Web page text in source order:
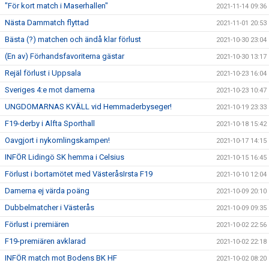
"För kort match i Maserhallen" 2021-11-14 09:36
Nästa Dammatch flyttad 2021-11-01 20:53
Bästa (?) matchen och ändå klar förlust 2021-10-30 23:04
(En av) Förhandsfavoriterna gästar 2021-10-30 13:17
Rejäl förlust i Uppsala 2021-10-23 16:04
Sveriges 4:e mot damerna 2021-10-23 10:47
UNGDOMARNAS KVÄLL vid Hemmaderbyseger! 2021-10-19 23:33
F19-derby i Alfta Sporthall 2021-10-18 15:42
Oavgjort i nykomlingskampen! 2021-10-17 14:15
INFÖR Lidingö SK hemma i Celsius 2021-10-15 16:45
Förlust i bortamötet med VästeråsIrsta F19 2021-10-10 12:04
Damerna ej värda poäng 2021-10-09 20:10
Dubbelmatcher i Västerås 2021-10-09 09:35
Förlust i premiären 2021-10-02 22:56
F19-premiären avklarad 2021-10-02 22:18
INFÖR match mot Bodens BK HF 2021-10-02 08:20